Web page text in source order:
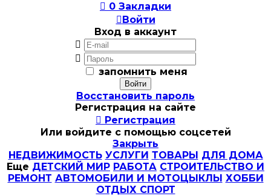
 0 Закладки
Войти
Вход в аккаунт


запомнить меня
Восстановить пароль
Регистрация на сайте
 Регистрация
Или войдите с помощью соцсетей
Закрыть
НЕДВИЖИМОСТЬ УСЛУГИ ТОВАРЫ ДЛЯ ДОМА
Еще ДЕТСКИЙ МИР РАБОТА СТРОИТЕЛЬСТВО И
РЕМОНТ АВТОМОБИЛИ И МОТОЦЫКЛЫ ХОББИ
ОТДЫХ СПОРТ